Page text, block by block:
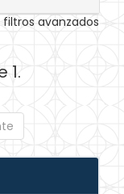
filtros avanzados
1.